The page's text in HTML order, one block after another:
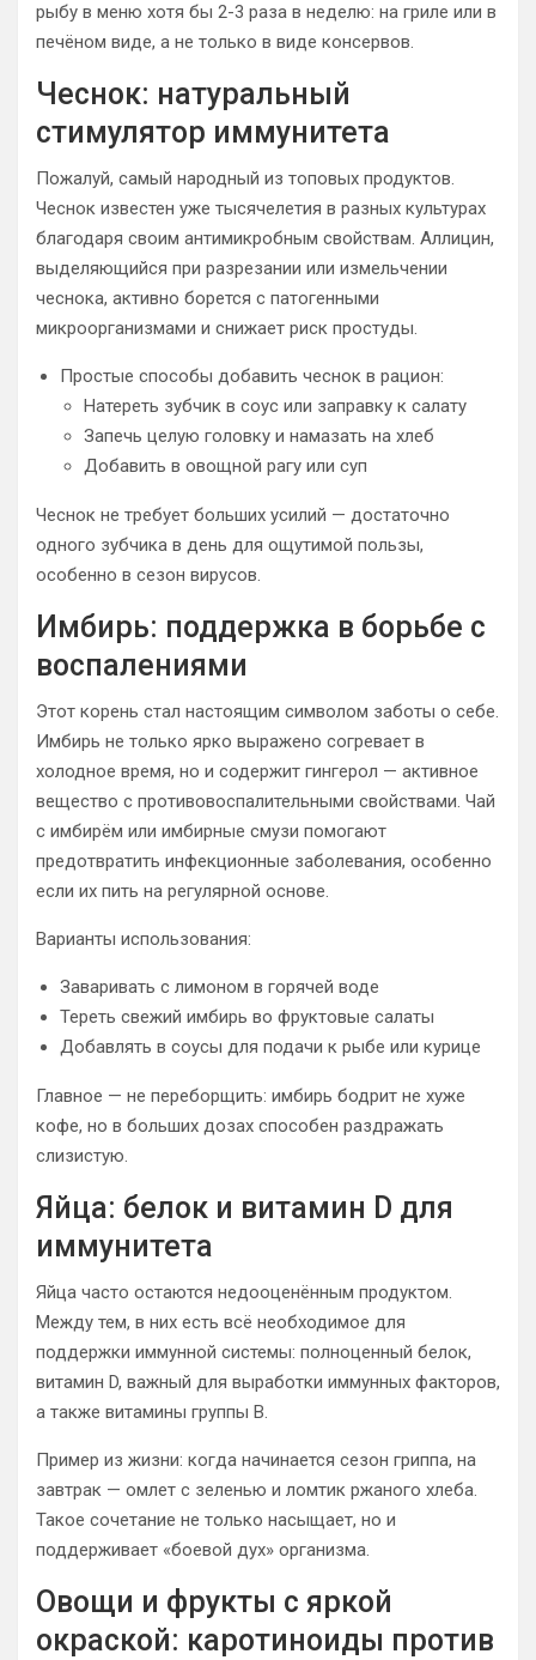
рыбу в меню хотя бы 2-3 раза в неделю: на гриле или в
печёном виде, а не только в виде консервов.
Чеснок: натуральный
стимулятор иммунитета
Пожалуй, самый народный из топовых продуктов.
Чеснок известен уже тысячелетия в разных культурах
благодаря своим антимикробным свойствам. Аллицин,
выделяющийся при разрезании или измельчении
чеснока, активно борется с патогенными
микроорганизмами и снижает риск простуды.
Простые способы добавить чеснок в рацион:
Натереть зубчик в соус или заправку к салату
Запечь целую головку и намазать на хлеб
Добавить в овощной рагу или суп
Чеснок не требует больших усилий — достаточно
одного зубчика в день для ощутимой пользы,
особенно в сезон вирусов.
Имбирь: поддержка в борьбе с
воспалениями
Этот корень стал настоящим символом заботы о себе.
Имбирь не только ярко выражено согревает в
холодное время, но и содержит гингерол — активное
вещество с противовоспалительными свойствами. Чай
с имбирём или имбирные смузи помогают
предотвратить инфекционные заболевания, особенно
если их пить на регулярной основе.
Варианты использования:
Заваривать с лимоном в горячей воде
Тереть свежий имбирь во фруктовые салаты
Добавлять в соусы для подачи к рыбе или курице
Главное — не переборщить: имбирь бодрит не хуже
кофе, но в больших дозах способен раздражать
слизистую.
Яйца: белок и витамин D для
иммунитета
Яйца часто остаются недооценённым продуктом.
Между тем, в них есть всё необходимое для
поддержки иммунной системы: полноценный белок,
витамин D, важный для выработки иммунных факторов,
а также витамины группы В.
Пример из жизни: когда начинается сезон гриппа, на
завтрак — омлет с зеленью и ломтик ржаного хлеба.
Такое сочетание не только насыщает, но и
поддерживает «боевой дух» организма.
Овощи и фрукты с яркой
окраской: каротиноиды против